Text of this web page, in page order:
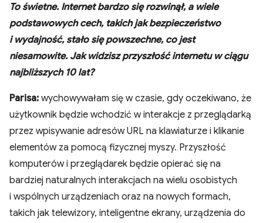
To świetne. Internet bardzo się rozwinął, a wiele
podstawowych cech, takich jak bezpieczeństwo
i wydajność, stało się powszechne, co jest
niesamowite. Jak widzisz przyszłość internetu w ciągu
najbliższych 10 lat?
Parisa: wychowywałam się w czasie, gdy oczekiwano, że
użytkownik będzie wchodzić w interakcje z przeglądarką
przez wpisywanie adresów URL na klawiaturze i klikanie
elementów za pomocą fizycznej myszy. Przyszłość
komputerów i przeglądarek będzie opierać się na
bardziej naturalnych interakcjach na wielu osobistych
i wspólnych urządzeniach oraz na nowych formach,
takich jak telewizory, inteligentne ekrany, urządzenia do